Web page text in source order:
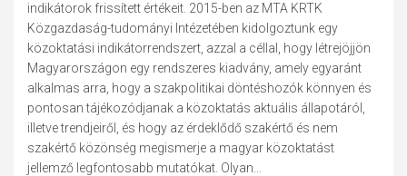
indikátorok frissített értékeit. 2015-ben az MTA KRTK
Közgazdaság-tudományi Intézetében kidolgoztunk egy
közoktatási indikátorrendszert, azzal a céllal, hogy létrejöjjön
Magyarországon egy rendszeres kiadvány, amely egyaránt
alkalmas arra, hogy a szakpolitikai döntéshozók könnyen és
pontosan tájékozódjanak a közoktatás aktuális állapotáról,
illetve trendjeiről, és hogy az érdeklődő szakértő és nem
szakértő közönség megismerje a magyar közoktatást
jellemző legfontosabb mutatókat. Olyan...